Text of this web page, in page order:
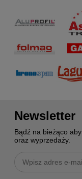
Newsletter
Bądź na bieżąco
oraz wyprzedaży.